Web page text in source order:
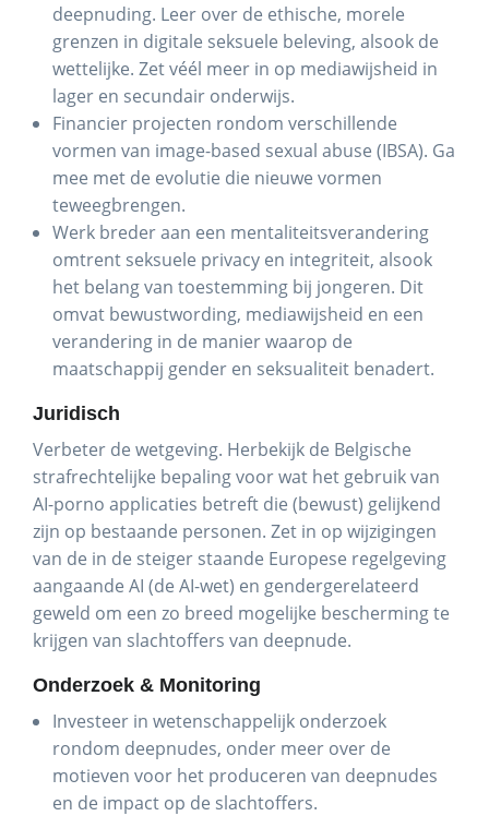
deepnuding. Leer over de ethische, morele
grenzen in digitale seksuele beleving, alsook de
wettelijke. Zet véél meer in op mediawijsheid in
lager en secundair onderwijs.
Financier projecten rondom verschillende
vormen van image-based sexual abuse (IBSA). Ga
mee met de evolutie die nieuwe vormen
teweegbrengen.
Werk breder aan een mentaliteitsverandering
omtrent seksuele privacy en integriteit, alsook
het belang van toestemming bij jongeren. Dit
omvat bewustwording, mediawijsheid en een
verandering in de manier waarop de
maatschappij gender en seksualiteit benadert.
Juridisch
Verbeter de wetgeving. Herbekijk de Belgische
strafrechtelijke bepaling voor wat het gebruik van
AI-porno applicaties betreft die (bewust) gelijkend
zijn op bestaande personen. Zet in op wijzigingen
van de in de steiger staande Europese regelgeving
aangaande AI (de AI-wet) en gendergerelateerd
geweld om een zo breed mogelijke bescherming te
krijgen van slachtoffers van deepnude.
Onderzoek & Monitoring
Investeer in wetenschappelijk onderzoek
rondom deepnudes, onder meer over de
motieven voor het produceren van deepnudes
en de impact op de slachtoffers.